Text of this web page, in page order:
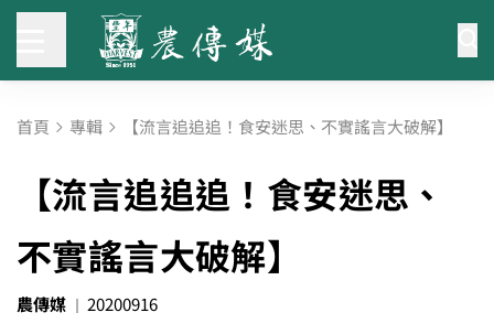
首頁 專輯 【流言追追追！食安迷思、不實謠言大破解】
【流言追追追！食安迷思、
不實謠言大破解】
農傳媒 20200916